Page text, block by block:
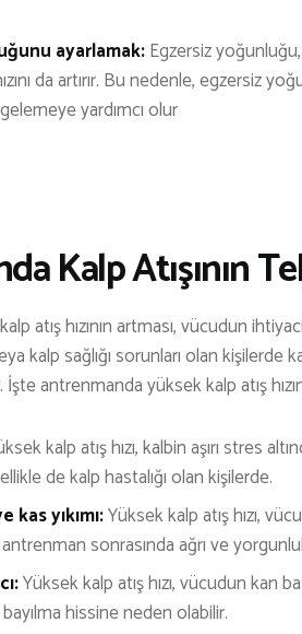
ayarlamak:Egzersiz yoğunluğu,
da artırır. Bu nedenle, egzersiz
yardımcı olur
Kalp Atışının
atış hızının artması, vücudun
kalp sağlığı sorunları olan kişilerde
antrenmanda yüksek kalp atış
kalp atış hızı, kalbin aşırı stres
de kalp hastalığı olan kişilerde.
kas yıkımı:Yüksek kalp atış hızı,
sonrasında ağrı ve
Yüksek kalp atış hızı, vücudun kan
hissine neden olabilir.